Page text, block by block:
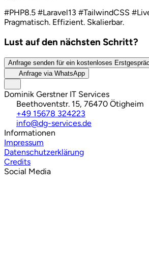
#PHP8.5 #Laravel13 #TailwindCSS
Pragmatisch. Effizient. Skalierbar.
Lust auf den nächsten Schritt?
Anfrage senden für ein kostenloses
Anfrage via WhatsApp
Dominik Gerstner IT Services
Beethoventstr. 15, 76470 Ötigheim
+49 15678 324223
info@dg-services.de
Informationen
Impressum
Datenschutzerklärung
Credits
Social Media